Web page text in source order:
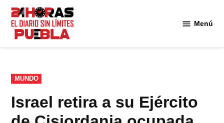
Saltar
contenido
Menú
PUBLICADO
EN
MUNDO
Israel retira a su Ejército